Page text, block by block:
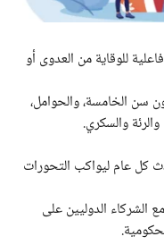
للوقاية من العدوى أو
سن الخامسة، والحوامل،
والسكري.
كل عام ليواكب التحورات
الشركاء الدوليين على